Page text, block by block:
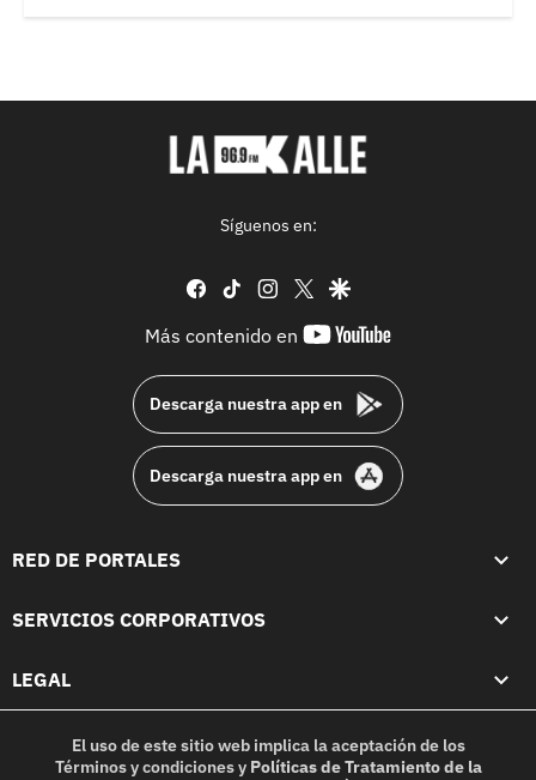
Síguenos en:
facebook
tiktok instagram
twittergoogle
Más contenido en
youtube-
Descarga nuestra app en
Descarga nuestra app en
RED DE PORTALES
SERVICIOS CORPORATIVOS
LEGAL
El uso de este sitio web implica la aceptación de los
Términos y condicionesy Políticas de Tratamiento de la